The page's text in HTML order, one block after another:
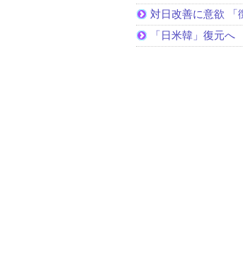
対日改善に意欲 「
「日米韓」復元